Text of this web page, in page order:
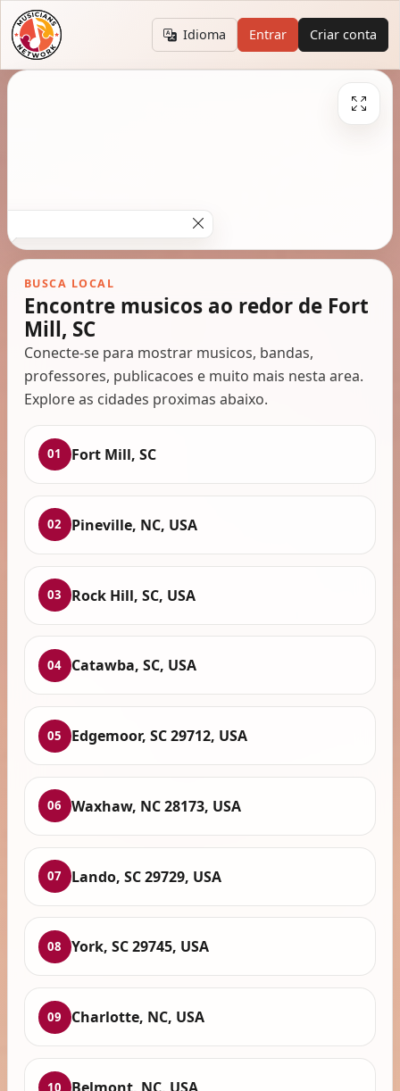
Idioma Entrar Criar conta
BUSCA LOCAL
Encontre musicos ao redor de Fort
Mill, SC
Conecte-se para mostrar musicos, bandas,
professores, publicacoes e muito mais nesta area.
Explore as cidades proximas abaixo.
01 Fort Mill, SC
02 Pineville, NC, USA
03 Rock Hill, SC, USA
04 Catawba, SC, USA
05 Edgemoor, SC 29712, USA
06 Waxhaw, NC 28173, USA
07 Lando, SC 29729, USA
08 York, SC 29745, USA
09 Charlotte, NC, USA
10